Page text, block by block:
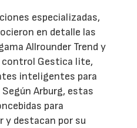
especializadas,
en detalle las
Allrounder Trend y
control Gestica lite,
inteligentes para
Arburg, estas
para
y destacan por su